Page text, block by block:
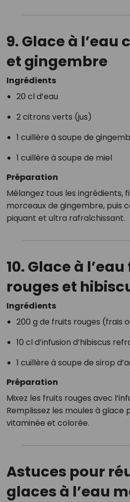
9. Glace à l’eau
et gingembre
Ingrédients
20 cl d’eau
2 citrons verts (jus)
1 cuillère à soupe de
1 cuillère à soupe de miel
Préparation
Mélangez tous les ingrédients,
morceaux de gingembre, puis
piquant et ultra rafraîchissant.
10. Glace à
rouges et
Ingrédients
200 g de fruits rouges (frais
10 cl d’infusion d’hibiscus
1 cuillère à soupe de sirop
Préparation
Mixez les fruits rouges avec
Remplissez les moules à glace
vitaminée et colorée.
Astuces pour
glaces à l’eau